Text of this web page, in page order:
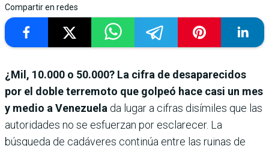
Compartir en redes
¿Mil, 10.000 o 50.000? La cifra de desaparecidos
por el doble terremoto que golpeó hace casi un mes
y medio a Venezuela da lugar a cifras disímiles que las
autoridades no se esfuerzan por esclarecer. La
búsqueda de cadáveres continúa entre las ruinas de